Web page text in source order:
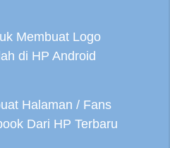
Membuat Logo
di HP Android
Halaman / Fans
Dari HP Terbaru